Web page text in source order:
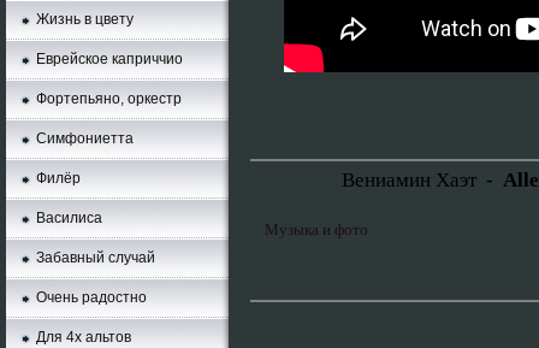
Жизнь в цвету
Еврейское каприччио
Фортепьяно, оркестр
Симфониетта
Филёр
Василиса
Забавный случай
Очень радостно
Для 4х альтов
Вениамин Хаэт -
Музыка и фото